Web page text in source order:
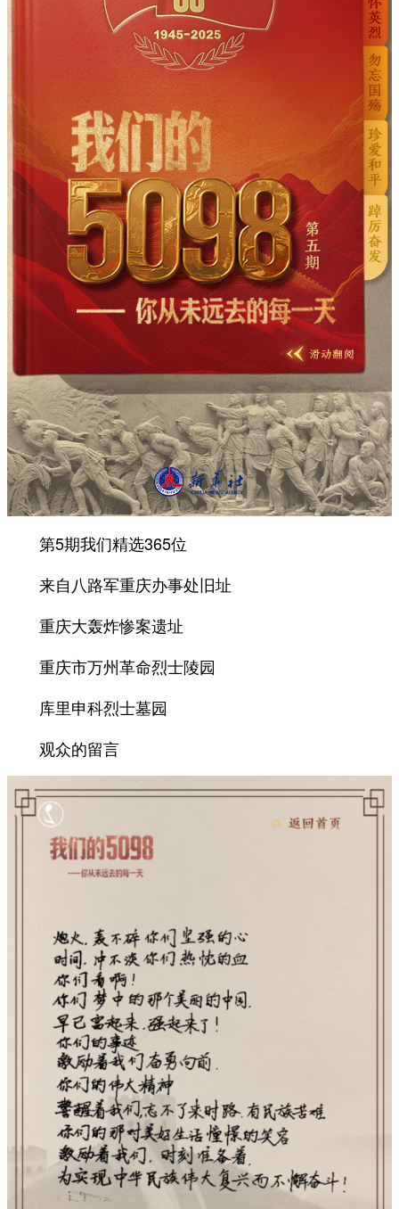
第5期我们精选365位
来自八路军重庆办事处旧址
重庆大轰炸惨案遗址
重庆市万州革命烈士陵园
库里申科烈士墓园
观众的留言